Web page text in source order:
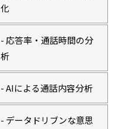
化
- 応答率・通話時間の分
析
- AIによる通話内容分析
- データドリブンな意思